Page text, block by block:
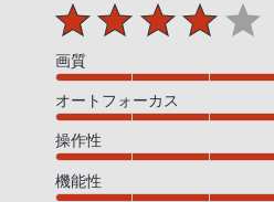
画質
オートフォーカス
操作性
機能性